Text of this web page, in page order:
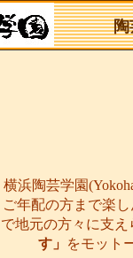
陶
横浜陶芸学園
ご年配の方まで楽
で地元の方々に支え
す」
をモット